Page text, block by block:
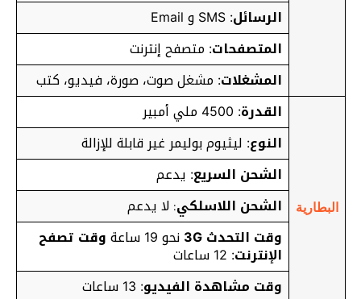
الرسائل: SMS و Email
المتصفحات: متصفح إنترنت
المشغلات: مشغل صوت، صورة، فيديو، كتب
البطارية
القدرة: 4500 ملي أمبير
النوع: ليثيوم بوليمر غير قابلة للإزالة
الشحن السريع: يدعم
الشحن اللاسلكي: لا يدعم
وقت التحدث 3G
نحو 19 ساعة وقت تصفح
الإنترنت: 12 ساعات
وقت مشاهدة الفيديو: 13 ساعات